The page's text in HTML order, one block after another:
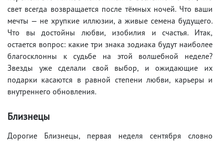
свет всегда возвращается после тёмных ночей. Что ваши
мечты — не хрупкие иллюзии, а живые семена будущего.
Что вы достойны любви, изобилия и счастья. Итак,
остается вопрос: какие три знака зодиака будут наиболее
благосклонны к судьбе на этой волшебной неделе?
Звезды уже сделали свой выбор, и ожидающие их
подарки касаются в равной степени любви, карьеры и
внутреннего обновления.
Близнецы
Дорогие Близнецы, первая неделя сентября словно